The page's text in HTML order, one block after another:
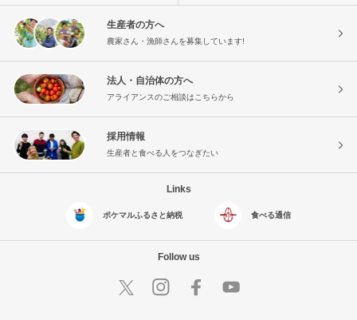
生産者の方へ
農家さん・漁師さんを募集しています!
法人・自治体の方へ
アライアンスのご相談はこちらから
採用情報
生産者と食べる人をつなぎたい
Links
ポケマルふるさと納税 食べる通信
Follow us